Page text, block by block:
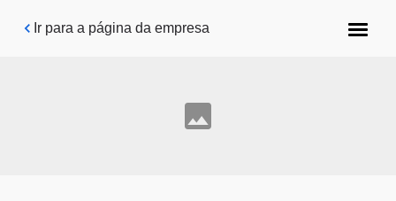
Pular para o conteúdo principal
Ir para a página da empresa